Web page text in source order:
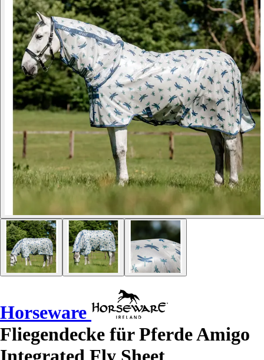
Horseware
Fliegendecke für Pferde Amigo
Integrated Fly Sheet